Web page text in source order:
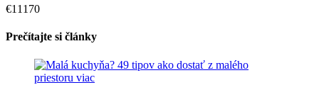
€11170
Prečítajte si články